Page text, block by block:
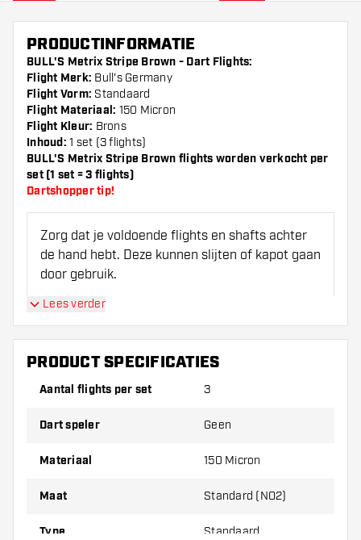
PRODUCTINFORMATIE
BULL'S Metrix Stripe Brown - Dart Flights:
Flight Merk: Bull's Germany
Flight Vorm: Standaard
Flight Materiaal: 150 Micron
Flight Kleur: Brons
Inhoud: 1 set (3 flights)
BULL'S Metrix Stripe Brown flights worden verkocht per
set (1 set = 3 flights)
Dartshopper tip!
Zorg dat je voldoende flights en shafts achter
de hand hebt. Deze kunnen slijten of kapot gaan
door gebruik.
dikte van de flights om erachter te komen
welke variant het beste bij je past!
Lees verder
PRODUCT SPECIFICATIES
Aantal flights per set 3
Dart speler Geen
Materiaal 150 Micron
Maat Standard (NO2)
Type Standaard